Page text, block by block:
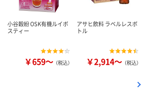
小谷穀紛 OSK有機ルイボ
スティー
￥659～ （税込）
アサヒ飲料 ラベルレスボ
トル
￥2,914～ （税込）